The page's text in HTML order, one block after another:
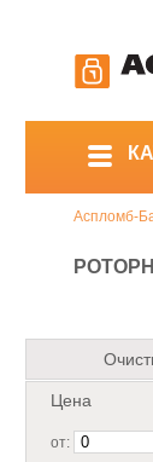
Аспломб-
Цена
от: